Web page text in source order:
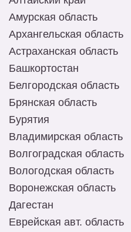
Амурская область
Архангельская область
Астраханская область
Башкортостан
Белгородская область
Брянская область
Бурятия
Владимирская область
Волгоградская область
Вологодская область
Воронежская область
Дагестан
Еврейская авт. область